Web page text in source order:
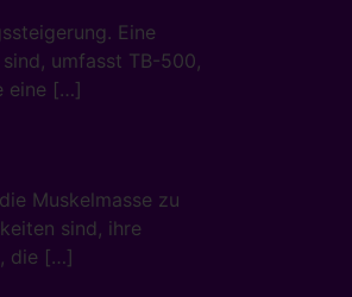
Eine
umfasst TB-500,
eine […]
Muskelmasse zu
sind, ihre
die […]